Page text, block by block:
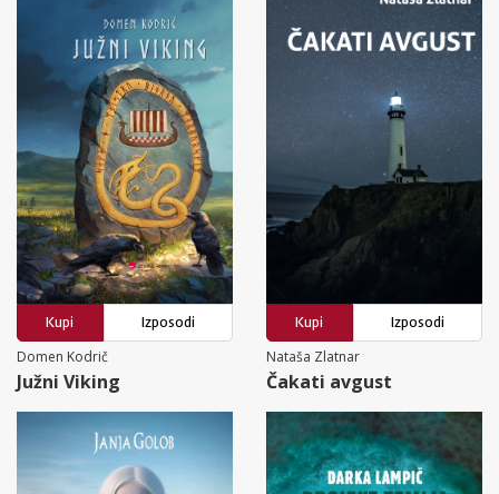
Kupi
Izposodi
Domen Kodrič
Južni Viking
Kupi
Izposodi
Nataša Zlatnar
Čakati avgust